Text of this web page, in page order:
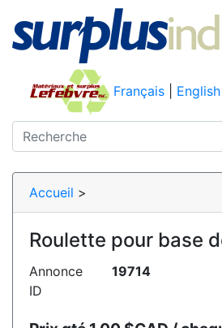
Français English
Accueil >
Roulette pour base
Annonce
ID
19714